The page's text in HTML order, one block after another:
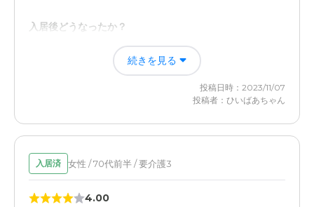
入居後どうなったか？
環境が変わったことにより、気が紛れる部分はあったが、
今は車イスで移動することになったため。自分の足では歩
くことはなくなってしまった。
職員・スタッフ・他入居者の雰囲気について
他の入居者のことに関してはわからない。スタッフさんは
続きを見る
投稿日時：2023/11/07
投稿者：ひいばあちゃん
入居済 女性 / 70代前半 / 要介護3
4.00